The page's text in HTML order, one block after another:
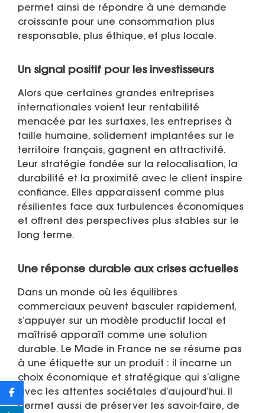
permet ainsi de répondre à une demande
croissante pour une consommation plus
responsable, plus éthique, et plus locale.
Un signal positif pour les investisseurs
Alors que certaines grandes entreprises
internationales voient leur rentabilité
menacée par les surtaxes, les entreprises à
taille humaine, solidement implantées sur le
territoire français, gagnent en attractivité.
Leur stratégie fondée sur la relocalisation, la
durabilité et la proximité avec le client inspire
confiance. Elles apparaissent comme plus
résilientes face aux turbulences économiques
et offrent des perspectives plus stables sur le
long terme.
Une réponse durable aux crises actuelles
Dans un monde où les équilibres
commerciaux peuvent basculer rapidement,
s’appuyer sur un modèle productif local et
maîtrisé apparaît comme une solution
durable. Le Made in France ne se résume pas
à une étiquette sur un produit : il incarne un
choix économique et stratégique qui s’aligne
avec les attentes sociétales d’aujourd’hui. Il
permet aussi de préserver les savoir-faire, de